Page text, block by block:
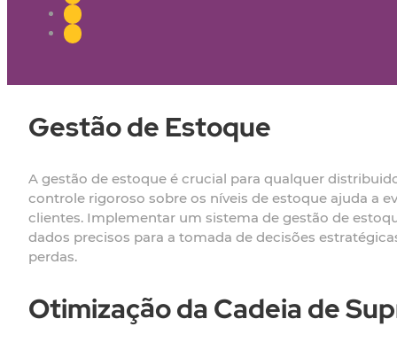
Gestão de Estoque
A gestão de estoque é crucial para qualquer
controle rigoroso sobre os níveis de estoque ajuda a
clientes. Implementar um sistema de gestão de
dados precisos para a tomada de decisões
perdas.
Otimização da Cadeia de